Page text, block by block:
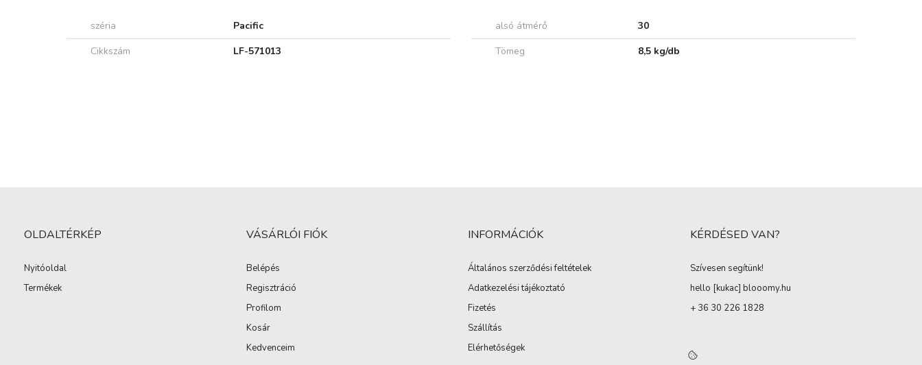
széria Pacific alsó átmérő
30
Cikkszám
LF-571013 Tömeg 8,5 kg/db
OLDALTÉRKÉP
Nyitóoldal
Termékek
VÁSÁRLÓI FIÓK
Belépés
Regisztráció
Profilom
Kosár
Kedvenceim
INFORMÁCIÓK
Általános szerződési feltételek
Adatkezelési tájékoztató
Fizetés
Szállítás
Elérhetőségek
KÉRDÉSED VAN?
Szívesen segítünk!
hello [kukac] blooomy.hu
+ 36 30 226 1828